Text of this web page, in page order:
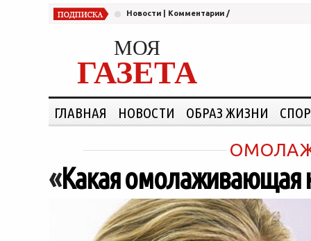
Новости Комментарии /
МОЯ
ГАЗЕТА
ГЛАВНАЯ НОВОСТИ ОБРАЗ ЖИЗНИ
«Какая омолаживающая